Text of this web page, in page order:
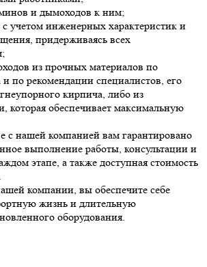
и дымоходов к ним;
с учетом инженерных характеристик и
придерживаясь всех
из прочных материалов по
по рекомендации специалистов, его
кирпича, либо из
которая обеспечивает максимальную
с нашей компанией вам гарантировано
выполнение работы, консультации и
этапе, а также доступная стоимость
компании, вы обеспечите себе
жизнь и длительную
оборудования.